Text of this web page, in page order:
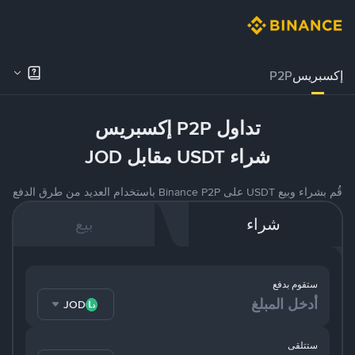
إكسبريسP2P
تداول P2P إكسبريس
شراء USDT مقابل JOD
قُم بشراء وبيع USDT على Binance P2P باستخدام العديد من طرق الدفع
شراء بيع
ستقوم بدفع
JOD
ستتلقى